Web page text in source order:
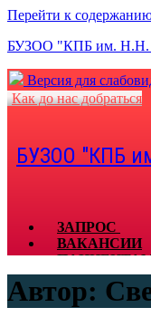
Перейти к
БУЗОО "КПБ им. Н.Н.
Версия для
Как до нас добраться
БУЗОО "КПБ
ЗАПРОС
ВАКАНСИИ
КОНТАКТЫ
Автор: